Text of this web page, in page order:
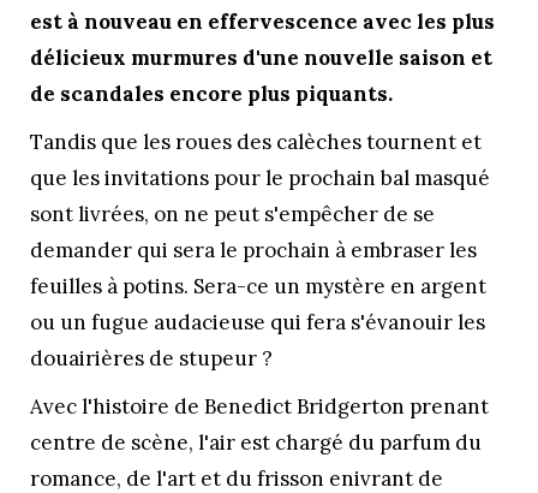
est à nouveau en effervescence avec les plus
délicieux murmures d'une nouvelle saison et
de scandales encore plus piquants.
Tandis que les roues des calèches tournent et
que les invitations pour le prochain bal masqué
sont livrées, on ne peut s'empêcher de se
demander qui sera le prochain à embraser les
feuilles à potins. Sera-ce un mystère en argent
ou un fugue audacieuse qui fera s'évanouir les
douairières de stupeur ?
Avec l'histoire de Benedict Bridgerton prenant
centre de scène, l'air est chargé du parfum du
romance, de l'art et du frisson enivrant de